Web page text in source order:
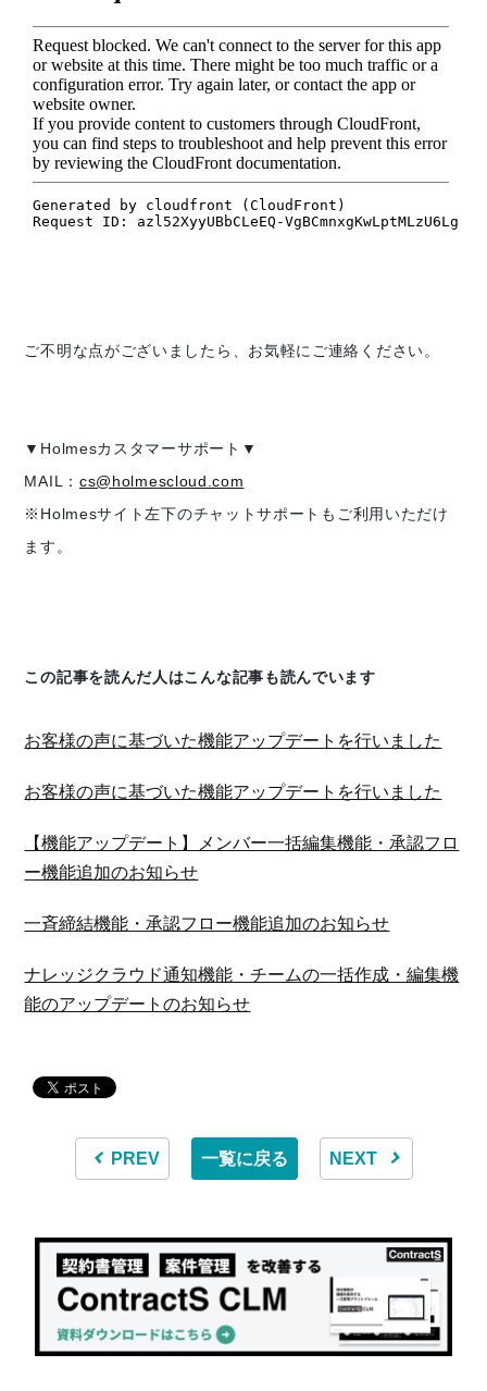
ご不明な点がございましたら、お気軽にご連絡ください。
▼Holmesカスタマーサポート▼
MAIL： cs@holmescloud.com
※Holmesサイト左下のチャットサポートもご利用いただけ
ます。
この記事を読んだ人はこんな記事も読んでいます
お客様の声に基づいた機能アップデートを行いました
お客様の声に基づいた機能アップデートを行いました
【機能アップデート】メンバー一括編集機能・承認フロ
ー機能追加のお知らせ
一斉締結機能・承認フロー機能追加のお知らせ
ナレッジクラウド通知機能・チームの一括作成・編集機
能のアップデートのお知らせ
PREV 一覧に戻る NEXT